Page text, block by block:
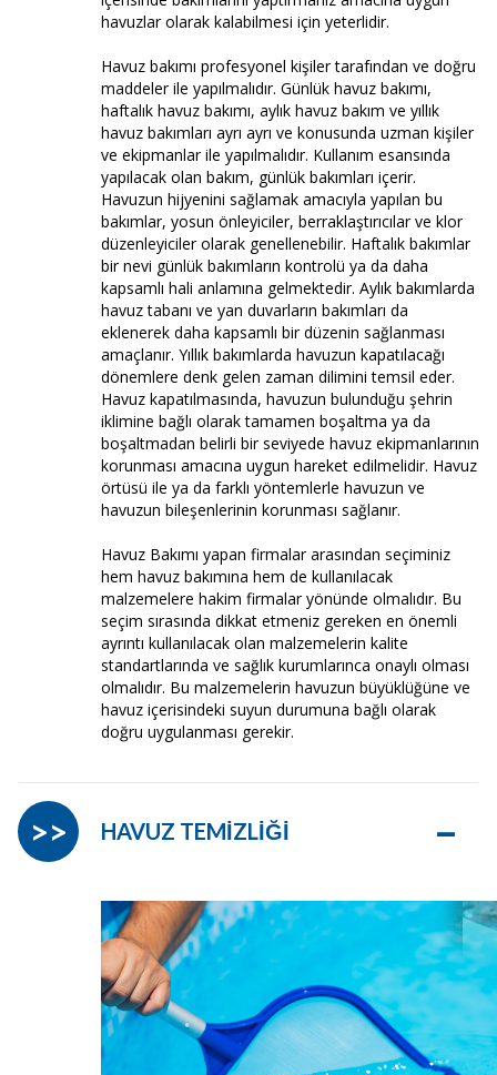
havuzlar olarak kalabilmesi için yeterlidir.
Havuz bakımı profesyonel kişiler tarafından ve doğru
maddeler ile yapılmalıdır. Günlük havuz bakımı,
haftalık havuz bakımı, aylık havuz bakım ve yıllık
havuz bakımları ayrı ayrı ve konusunda uzman kişiler
ve ekipmanlar ile yapılmalıdır. Kullanım esansında
yapılacak olan bakım, günlük bakımları içerir.
Havuzun hijyenini sağlamak amacıyla yapılan bu
bakımlar, yosun önleyiciler, berraklaştırıcılar ve klor
düzenleyiciler olarak genellenebilir. Haftalık bakımlar
bir nevi günlük bakımların kontrolü ya da daha
kapsamlı hali anlamına gelmektedir. Aylık bakımlarda
havuz tabanı ve yan duvarların bakımları da
eklenerek daha kapsamlı bir düzenin sağlanması
amaçlanır. Yıllık bakımlarda havuzun kapatılacağı
dönemlere denk gelen zaman dilimini temsil eder.
Havuz kapatılmasında, havuzun bulunduğu şehrin
iklimine bağlı olarak tamamen boşaltma ya da
boşaltmadan belirli bir seviyede havuz ekipmanlarının
korunması amacına uygun hareket edilmelidir. Havuz
örtüsü ile ya da farklı yöntemlerle havuzun ve
havuzun bileşenlerinin korunması sağlanır.
Havuz Bakımı yapan firmalar arasından seçiminiz
hem havuz bakımına hem de kullanılacak
malzemelere hakim firmalar yönünde olmalıdır. Bu
seçim sırasında dikkat etmeniz gereken en önemli
ayrıntı kullanılacak olan malzemelerin kalite
standartlarında ve sağlık kurumlarınca onaylı olması
olmalıdır. Bu malzemelerin havuzun büyüklüğüne ve
havuz içerisindeki suyun durumuna bağlı olarak
doğru uygulanması gerekir.
HAVUZ TEMİZLİĞİ –
>>